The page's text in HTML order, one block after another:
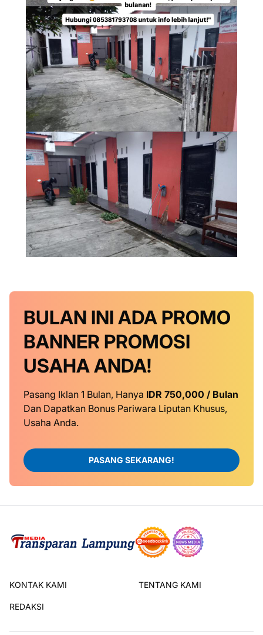
BULAN INI ADA PROMO
BANNER PROMOSI
USAHA ANDA!
Pasang Iklan 1 Bulan, Hanya IDR 750,000 / Bulan
Dan Dapatkan Bonus Pariwara Liputan Khusus,
Usaha Anda.
PASANG SEKARANG!
KONTAK KAMI TENTANG KAMI
REDAKSI